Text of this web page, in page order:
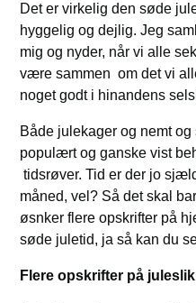
Det er virkelig den søde
hyggelig og dejlig. Jeg
mig og nyder, når vi alle
være sammen om det vi
noget godt i hinandens
Både julekager og nemt
populært og ganske vist
tidsrøver. Tid er der jo
måned, vel? Så det skal
øsnker flere opskrifter på
søde juletid, ja så kan du
Flere opskrifter på